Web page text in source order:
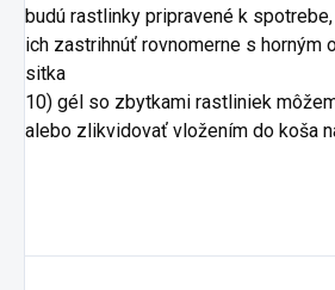
budú rastlinky pripravené k
ich zastrihnúť rovnomerne s horným
sitka
10) gél so zbytkami rastliniek
alebo zlikvidovať vložením do koša